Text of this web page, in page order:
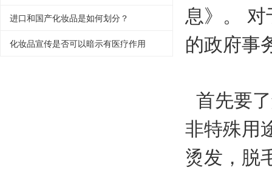
进口和国产化妆品是如何划分？
化妆品宣传是否可以暗示有医疗作用
息》。
的政府事
首先要
非特殊用
烫发，脱